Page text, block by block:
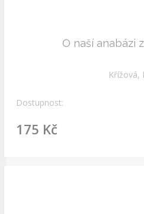
O naší anabázi
Křížová,
Dostupnost:
175 Kč